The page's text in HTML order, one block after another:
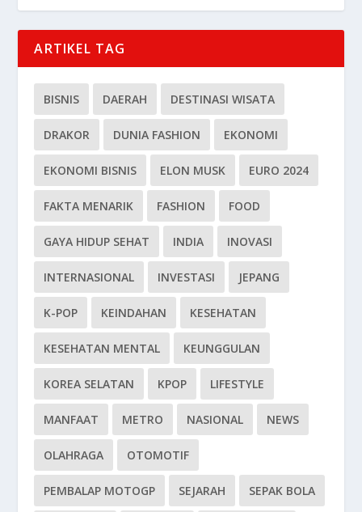
ARTIKEL TAG
BISNIS DAERAH DESTINASI WISATA
DRAKOR DUNIA FASHION EKONOMI
EKONOMI BISNIS ELON MUSK EURO 2024
FAKTA MENARIK FASHION FOOD
GAYA HIDUP SEHAT INDIA INOVASI
INTERNASIONAL INVESTASI JEPANG
K-POP KEINDAHAN KESEHATAN
KESEHATAN MENTAL KEUNGGULAN
KOREA SELATAN KPOP LIFESTYLE
MANFAAT METRO NASIONAL NEWS
OLAHRAGA OTOMOTIF
PEMBALAP MOTOGP SEJARAH SEPAK BOLA